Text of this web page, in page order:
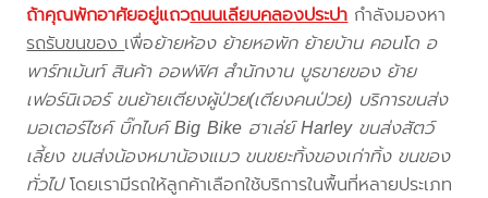
ถ้าคุณพักอาศัยอยู่แถวถนนเลียบคลองประปากำลังมองหา
รถรับขนของเพื่อย้ายห้อง ย้ายหอพัก ย้ายบ้าน คอนโด อ
พาร์ทเม้นท์ สินค้า ออฟฟิศ สำนักงาน บูธขายของ ย้าย
เฟอร์นิเจอร์ ขนย้ายเตียงผู้ป่วย(เตียงคนป่วย) บริการขนส่ง
มอเตอร์ไซค์ บิ๊กไบค์ Big Bike ฮาเล่ย์ Harley ขนส่งสัตว์
เลี้ยง ขนส่งน้องหมาน้องแมว ขนขยะทิ้งของเก่าทิ้ง ขนของ
ทั่วไปโดยเรามีรถให้ลูกค้าเลือกใช้บริการในพื้นที่หลายประเภท